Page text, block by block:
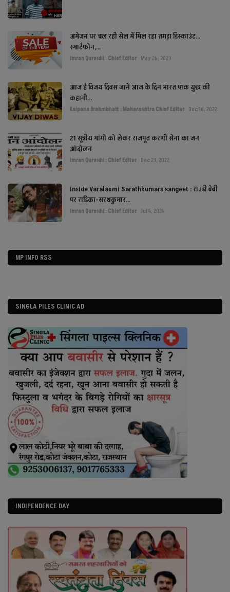
अमेजन पर चल रही सेल में मिल रहा तगड़ा डिस्काउंट...
स्मार्टफोन,...
Imran Qureshi : Chief Editor May 26, 2023
आज है विजय दिवस जाने आज के दिन भारत पाक युद्ध की
कहानी...
Kalpana Brahmbhatt : Maharashtra Chief Editor Dec 16, 2022
21 सूत्रीय मांगो को लेकर राजपूत करणी सेना का जन
आंदोलन
Imran Qureshi : Chief Editor Dec 23, 2022
Inside Varalaxmi Sarathkumars sangeet : राउडी बेबी
पर राडिका-सरथकुमार...
Imran Qureshi : Chief Editor Jul 4, 2024
MP INFO RSS
SINGLA PILES CLINIC AD
INDIPENDENCE DAY